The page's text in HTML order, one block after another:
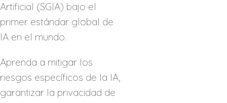
Artificial (SGIA) bajo el
primer estándar global de
IA en el mundo.
Aprenda a mitigar los
riesgos específicos de la IA,
garantizar la privacidad de